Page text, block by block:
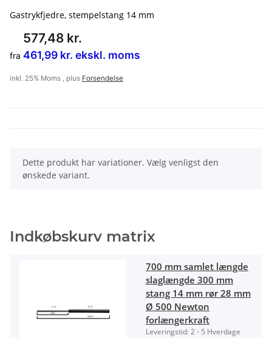
Gastrykfjedre, stempelstang 14 mm
fra
577,48 kr.
461,99 kr. ekskl. moms
inkl. 25% Moms , plus Forsendelse
x
Dette produkt har variationer. Vælg venligst den
ønskede variant.
Indkøbskurv matrix
700 mm samlet længde
slaglængde 300 mm
stang 14 mm rør 28 mm
Ø 500 Newton
forlængerkraft
Leveringstid:2 - 5 Hverdage